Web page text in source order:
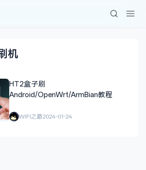
机
HT2盒子刷
Android/OpenWrt/ArmBian教程
WIFI之路2024-01-24